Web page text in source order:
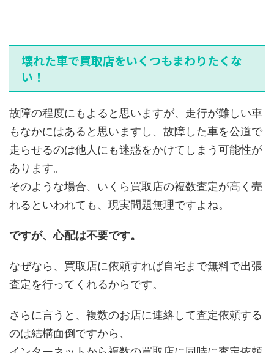
壊れた車で買取店をいくつもまわりたくな
い！
故障の程度にもよると思いますが、走行が難しい車
もなかにはあると思いますし、故障した車を公道で
走らせるのは他人にも迷惑をかけてしまう可能性が
あります。
そのような場合、いくら買取店の複数査定が高く売
れるといわれても、現実問題無理ですよね。
ですが、心配は不要です。
なぜなら、買取店に依頼すれば自宅まで無料で出張
査定を行ってくれるからです。
さらに言うと、複数のお店に連絡して査定依頼する
のは結構面倒ですから、